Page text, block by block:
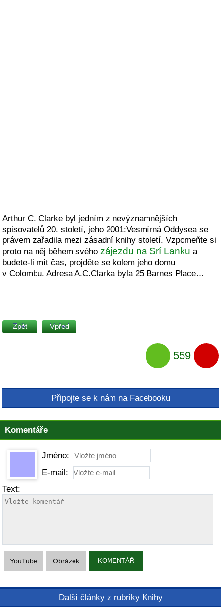
Arthur C. Clarke byl jedním z nevýznamnějších
spisovatelů 20. století, jeho 2001:Vesmírná Oddysea se
právem zařadila mezi zásadní knihy století. Vzpomeňte si
proto na něj během svého zájezdu na Srí Lanku a
budete-li mít čas, projděte se kolem jeho domu
v Colombu. Adresa A.C.Clarka byla 25 Barnes Place…
Zpět Vpřed
559
Připojte se k nám na Facebooku
Komentáře
Jméno:
E-mail:
Text:
YouTube Obrázek KOMENTÁŘ
Další články z rubriky Knihy